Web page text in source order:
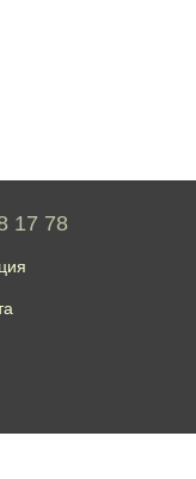
17 78